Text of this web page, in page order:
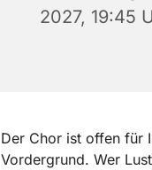
2027, 19:45
Der Chor ist offen für
Vordergrund. Wer